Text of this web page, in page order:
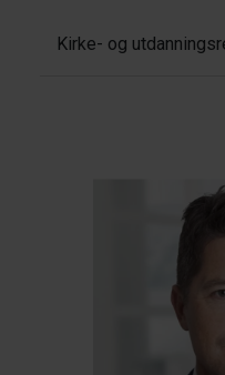
Kirke- og